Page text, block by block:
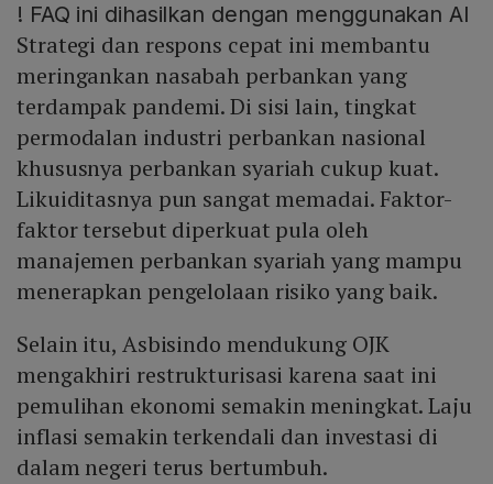
! FAQ ini dihasilkan dengan menggunakan AI
Strategi dan respons cepat ini membantu
meringankan nasabah perbankan yang
terdampak pandemi. Di sisi lain, tingkat
permodalan industri perbankan nasional
khususnya perbankan syariah cukup kuat.
Likuiditasnya pun sangat memadai. Faktor-
faktor tersebut diperkuat pula oleh
manajemen perbankan syariah yang mampu
menerapkan pengelolaan risiko yang baik.
Selain itu, Asbisindo mendukung OJK
mengakhiri restrukturisasi karena saat ini
pemulihan ekonomi semakin meningkat. Laju
inflasi semakin terkendali dan investasi di
dalam negeri terus bertumbuh.